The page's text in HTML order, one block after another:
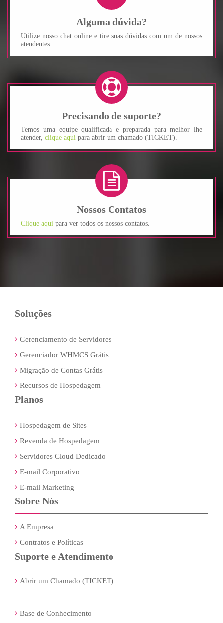
Alguma dúvida?
Utilize nosso chat online e tire suas dúvidas com um de nossos
atendentes.
Precisando de suporte?
Temos uma equipe qualificada e preparada para melhor lhe
atender, clique aqui para abrir um chamado (TICKET).
Nossos Contatos
Clique aqui para ver todos os nossos contatos.
Soluções
Gerenciamento de Servidores
Gerenciador WHMCS Grátis
Migração de Contas Grátis
Recursos de Hospedagem
Planos
Hospedagem de Sites
Revenda de Hospedagem
Servidores Cloud Dedicado
E-mail Corporativo
E-mail Marketing
Sobre Nós
A Empresa
Contratos e Políticas
Suporte e Atendimento
Abrir um Chamado (TICKET)
Base de Conhecimento